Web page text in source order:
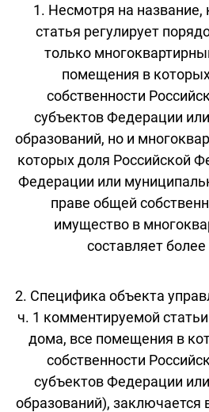
1. Несмотря на
статья регулирует
только
помещения в
собственности
субъектов Федерации
образований, но и
которых доля Российской
Федерации или
праве общей
имущество в
составляет
2. Специфика объекта
ч. 1 комментируемой
дома, все помещения в
собственности
субъектов Федерации
образований), заключается